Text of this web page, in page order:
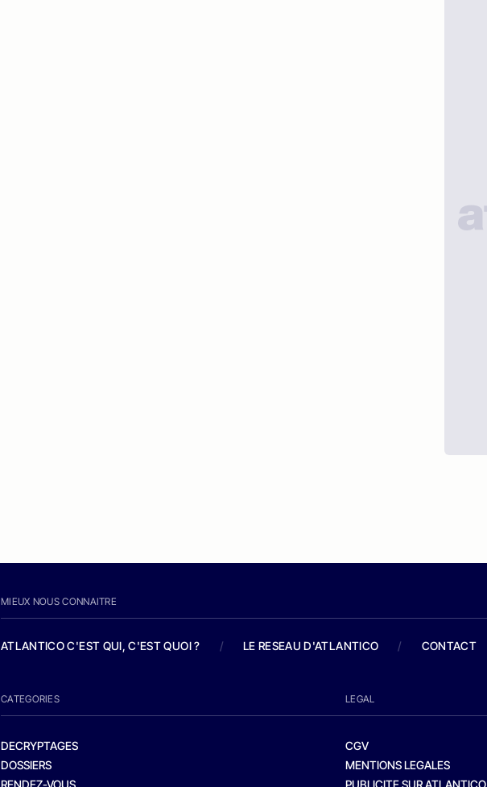
MIEUX NOUS CONNAITRE
ATLANTICO C'EST QUI, C'EST QUOI ? / LE RESEAU D'ATLANTICO / CONTACT
CATEGORIES
DECRYPTAGES
DOSSIERS
RENDEZ-VOUS
LEGAL
CGV
MENTIONS LEGALES
PUBLICITE SUR ATLANTICO